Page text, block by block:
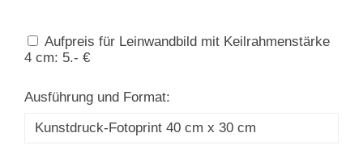
Aufpreis für Leinwandbild mit Keilrahmenstärke
4 cm: 5.- €
Ausführung und Format: